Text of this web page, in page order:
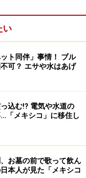
ス
に鶏のゆでた胸肉
マリネなどをのせ、
マネギなどの生野
ていただきます。
い
ト同伴」事情！ ブル
可？ エサや水はあげ
込む!? 電気や水道の
「メキシコ」に移住し
お墓の前で歌って飲ん
本人が見た「メキシコ